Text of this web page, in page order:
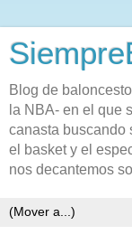
Blog de
la NBA- en el que
canasta buscando
el basket y el
nos decantemos